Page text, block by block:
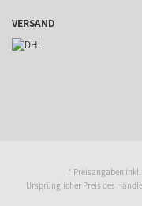
VERSAND
* Preisangaben
Ursprünglicher Preis des